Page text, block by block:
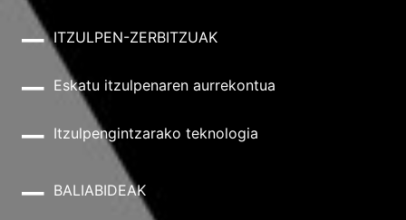
ITZULPEN-ZERBITZUAK
Eskatu itzulpenaren aurrekontua
Itzulpengintzarako teknologia
BALIABIDEAK